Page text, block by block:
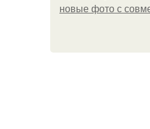
новые фото с